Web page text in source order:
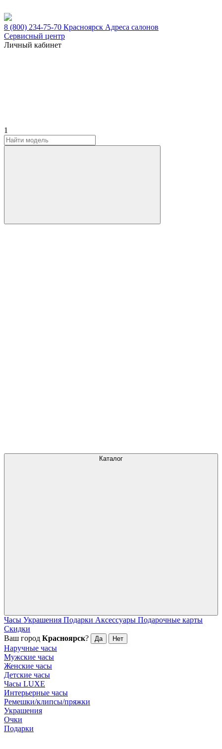
8 (800) 234-75-70 Красноярск Адреса салонов
Сервисный центр
Личный кабинет
1
Каталог
Часы Украшения Подарки Аксессуары Подарочные карты
Скидки
Ваш город Красноярск? Да Нет
Наручные часы
Мужские часы
Женские часы
Детские часы
Часы LUXE
Интерьерные часы
Ремешки/клипсы/пряжки
Украшения
Очки
Подарки